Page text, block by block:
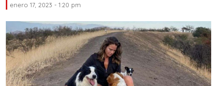
enero 17, 2023 - 1:20 pm